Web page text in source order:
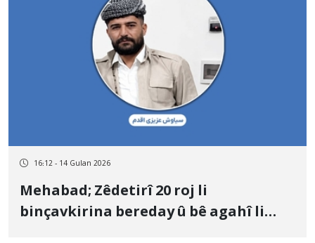
16:12 - 14 Gulan 2026
Mehabad; Zêdetirî 20 roj li
binçavkirina bereday û bê agahî li